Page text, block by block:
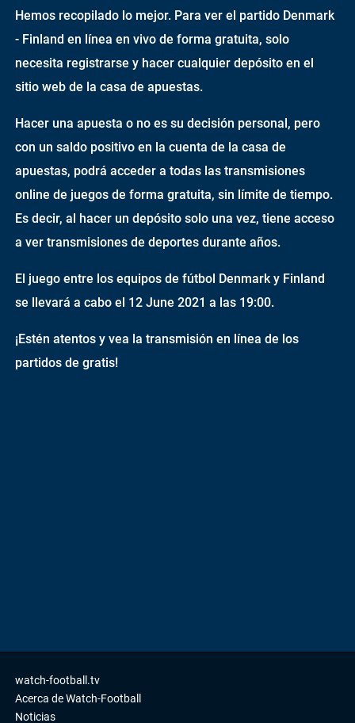
Hemos recopilado lo mejor. Para ver el partido Denmark
- Finland en línea en vivo de forma gratuita, solo
necesita registrarse y hacer cualquier depósito en el
sitio web de la casa de apuestas.
Hacer una apuesta o no es su decisión personal, pero
con un saldo positivo en la cuenta de la casa de
apuestas, podrá acceder a todas las transmisiones
online de juegos de forma gratuita, sin límite de tiempo.
Es decir, al hacer un depósito solo una vez, tiene acceso
a ver transmisiones de deportes durante años.
El juego entre los equipos de fútbol Denmark y Finland
se llevará a cabo el 12 June 2021 a las 19:00.
¡Estén atentos y vea la transmisión en línea de los
partidos de gratis!
watch-football.tv
Acerca de Watch-Football
Noticias